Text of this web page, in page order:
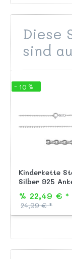
Diese
sind
- 10 %
Kinderkette
Silber 925
cm
% 22,49 € *
24,99 € *